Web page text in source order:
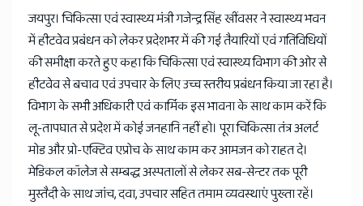
जयपुर। चिकित्सा एवं स्वास्थ्य मंत्री गजेन्द्र सिंह खींवसर ने स्वास्थ्य भवन
में हीटवेव प्रबंधन को लेकर प्रदेशभर में की गई तैयारियों एवं गतिविधियों
की समीक्षा करते हुए कहा कि चिकित्सा एवं स्वास्थ्य विभाग की ओर से
हीटवेव से बचाव एवं उपचार के लिए उच्च स्तरीय प्रबंधन किया जा रहा है।
विभाग के सभी अधिकारी एवं कार्मिक इस भावना के साथ काम करें कि
लू-तापघात से प्रदेश में कोई जनहानि नहीं हो। पूरा चिकित्सा तंत्र अलर्ट
मोड और प्रो-एक्टिव एप्रोच के साथ काम कर आमजन को राहत दे।
मेडिकल कॉलेज से सम्बद्ध अस्पतालों से लेकर सब-सेन्टर तक पूरी
मुस्तैदी के साथ जांच, दवा, उपचार सहित तमाम व्यवस्थाएं पुख्ता रहें।